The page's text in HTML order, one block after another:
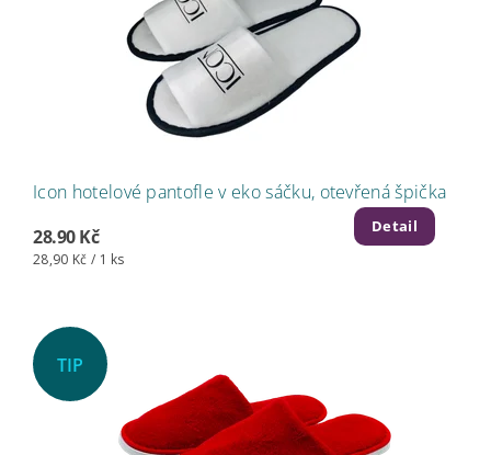
Icon hotelové pantofle v eko sáčku, otevřená špička
28.90 Kč
28,90 Kč / 1 ks
Detail
TIP